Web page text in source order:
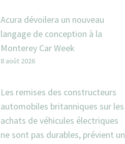
Acura dévoilera un nouveau
langage de conception à la
Monterey Car Week
8 août 2026
Les remises des constructeurs
automobiles britanniques sur les
achats de véhicules électriques
ne sont pas durables, prévient un